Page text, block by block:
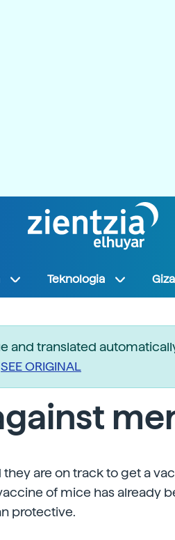
Teknologia
and translated
SEE ORIGINAL
are on track to get a
of mice has already
protective.